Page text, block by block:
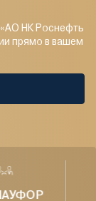
НК Роснефть
прямо в вашем